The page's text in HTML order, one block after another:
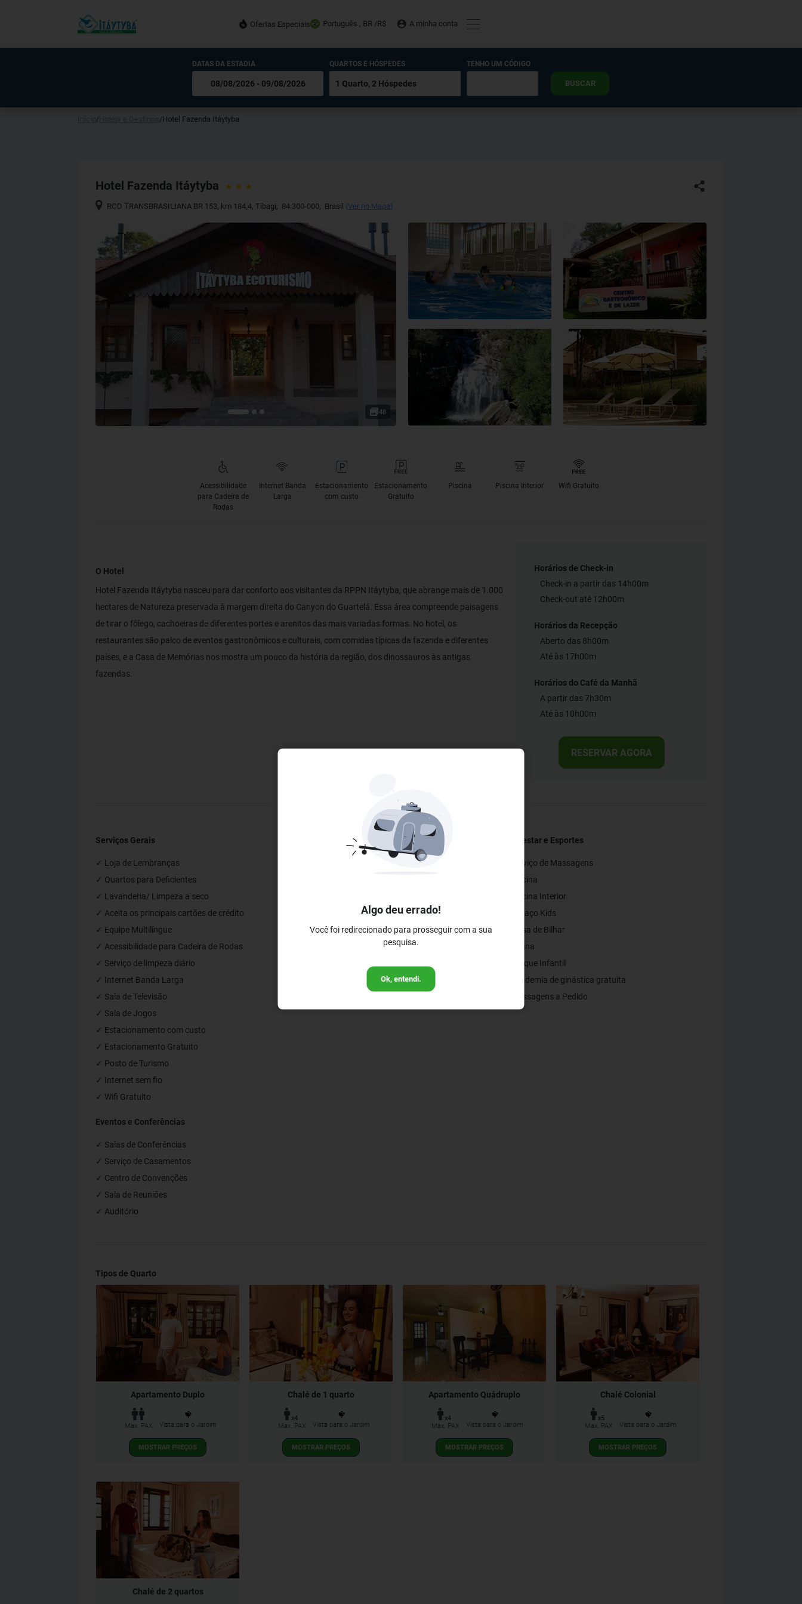
Ofertas Especiais Português , BR /R$ A minha conta
Algo deu errado!
Você foi redirecionado para prosseguir com a sua
pesquisa.
Ok, entendi.
DATAS DA ESTADIA QUARTOS E HÓSPEDES TENHO UM CÓDIGO
BUSCAR
/ /Hotel Fazenda Itáytyba
Hotel Fazenda Itáytyba
ROD TRANSBRASILIANA BR 153, km 184,4,Tibagi, 84.300-000, Brasil (Ver no Mapa)
48
Acessibilidade
para Cadeira de
Rodas
Internet Banda
Larga
Estacionamento
com custo
Estacionamento
Gratuito
Piscina Piscina Interior Wifi Gratuito
O Hotel
Hotel Fazenda Itáytyba nasceu para dar conforto aos visitantes da RPPN Itáytyba, que abrange mais de 1.000
hectares de Natureza preservada à margem direita do Canyon do Guartelá. Essa área compreende paisagens
de tirar o fôlego, cachoeiras de diferentes portes e arenitos das mais variadas formas. No hotel, os
restaurantes são palco de eventos gastronômicos e culturais, com comidas típicas da fazenda e diferentes
países, e a Casa de Memórias nos mostra um pouco da história da região, dos dinossauros às antigas
fazendas.
Horários de Check-in
Check-in a partir das 14h00m
Check-out até 12h00m
Horários da Recepção
Aberto das 8h00m
Até às 17h00m
Horários do Café da Manhã
A partir das 7h30m
Até às 10h00m
RESERVAR AGORA
Serviços Gerais
✓ Loja de Lembranças
✓ Quartos para Deficientes
✓ Lavanderia/ Limpeza a seco
✓ Aceita os principais cartões de crédito
✓ Equipe Multilíngue
✓ Acessibilidade para Cadeira de Rodas
✓ Serviço de limpeza diário
✓ Internet Banda Larga
✓ Sala de Televisão
✓ Sala de Jogos
✓ Estacionamento com custo
✓ Estacionamento Gratuito
✓ Posto de Turismo
✓ Internet sem fio
✓ Wifi Gratuito
Restaurantes e Bares
✓ Restaurante Buffet
Bem-estar e Esportes
✓ Serviço de Massagens
✓ Piscina
✓ Piscina Interior
✓ Espaço Kids
✓ Mesa de Bilhar
✓ Sauna
✓ Parque Infantil
✓ Academia de ginástica gratuita
✓ Massagens a Pedido
Eventos e Conferências
✓ Salas de Conferências
✓ Serviço de Casamentos
✓ Centro de Convenções
✓ Sala de Reuniões
✓ Auditório
Tipos de Quarto
Apartamento Duplo
Max. PAX Vista para o Jardim
MOSTRAR PREÇOS
Chalé de 1 quarto
x4
Max. PAX
Vista para o Jardim
MOSTRAR PREÇOS
Apartamento Quádruplo
x4
Max. PAX
Vista para o Jardim
MOSTRAR PREÇOS
Chalé Colonial
x5
Max. PAX
Vista para o Jardim
MOSTRAR PREÇOS
Chalé de 2 quartos